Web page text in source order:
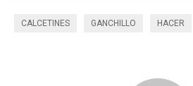
CALCETINES GANCHILLO HACER